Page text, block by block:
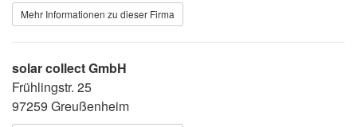
Mehr Informationen zu dieser Firma
solar collect GmbH
Frühlingstr. 25
97259 Greußenheim